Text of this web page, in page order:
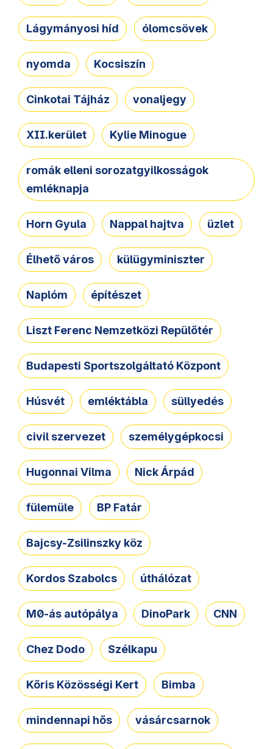
Lágymányosi híd ólomcsövek
nyomda Kocsiszín
Cinkotai Tájház vonaljegy
XII.kerület Kylie Minogue
romák elleni sorozatgyilkosságok
emléknapja
Horn Gyula Nappal hajtva üzlet
Élhető város külügyminiszter
Naplóm építészet
Liszt Ferenc Nemzetközi Repülőtér
Budapesti Sportszolgáltató Központ
Húsvét emléktábla süllyedés
civil szervezet személygépkocsi
Hugonnai Vilma Nick Árpád
fülemüle BP Fatár
Bajcsy-Zsilinszky köz
Kordos Szabolcs úthálózat
M0-ás autópálya DinoPark CNN
Chez Dodo Szélkapu
Kőris Közösségi Kert Bimba
mindennapi hős vásárcsarnok